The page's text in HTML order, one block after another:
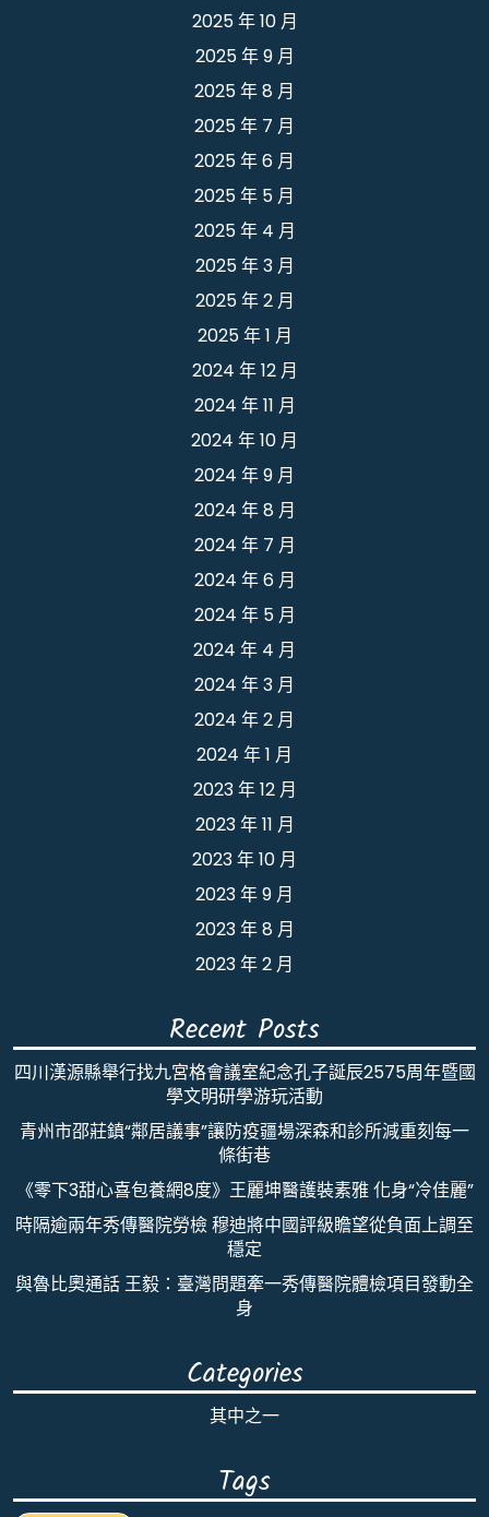
2025 年 10 月
2025 年 9 月
2025 年 8 月
2025 年 7 月
2025 年 6 月
2025 年 5 月
2025 年 4 月
2025 年 3 月
2025 年 2 月
2025 年 1 月
2024 年 12 月
2024 年 11 月
2024 年 10 月
2024 年 9 月
2024 年 8 月
2024 年 7 月
2024 年 6 月
2024 年 5 月
2024 年 4 月
2024 年 3 月
2024 年 2 月
2024 年 1 月
2023 年 12 月
2023 年 11 月
2023 年 10 月
2023 年 9 月
2023 年 8 月
2023 年 2 月
Recent Posts
四川漢源縣舉行找九宮格會議室紀念孔子誕辰2575周年暨國
學文明研學游玩活動
青州市邵莊鎮“鄰居議事”讓防疫疆場深森和診所減重刻每一
條街巷
《零下3甜心喜包養網8度》王麗坤醫護裝素雅 化身“冷佳麗”
時隔逾兩年秀傳醫院勞檢 穆迪將中國評級瞻望從負面上調至
穩定
與魯比奧通話 王毅：臺灣問題牽一秀傳醫院體檢項目發動全
身
Categories
其中之一
Tags